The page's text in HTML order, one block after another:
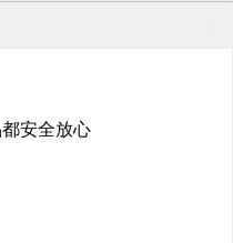
安全放心